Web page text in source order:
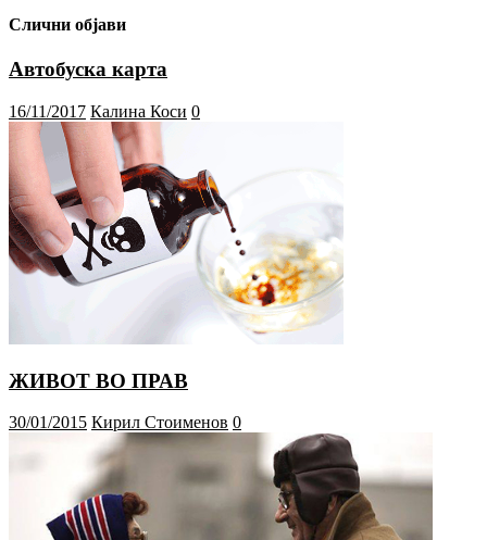
Слични објави
Автобуска карта
16/11/2017 Калина Коси 0
ЖИВОТ ВО ПРАВ
30/01/2015 Кирил Стоименов 0